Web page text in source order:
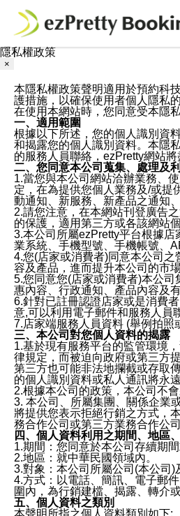
隱私權政策
×
本隱私權政策聲明適用於預約科
護措施，以確保使用者個人隱私的
在使用本網站時，您同意受本隱
一、適用範圍
根據以下所述，您的個人識別資
和揭露您的個人識別資料。本隱
的服務人員聯絡，ezPretty網站將
二、您同意本公司蒐集、處理及
1.當您與本公司網站洽辦業務、
定，在為提供您個人業務及/或提
動通知、新服務、新產品之通知
2.請您注意，在本網站刊登廣告
的保護，適用第三方或各該網站
3.本公司所屬ezPretty平台根據
業系統、手機型號、手機帳號、
4.您(店家或消費者)同意本公司
容及產品，進而提升本公司的市
5.您同意您(店家或消費者)本公
惠內容、行政通知、產品內容及
6.針對已註冊認證店家或是消費
意,可以利用電子郵件和服務人員
7.店家端服務人員資料 (舉例拍照
三、本公司對您個人資料的揭露
1.基於現有服務平台的監管環境
律規定，而被迫向政府或第三方提
第三方也可能非法地攔截或存取
的個人識別資料或私人通訊將永遠
2.根據本公司的政策，本公司不
3. 本公司、所屬集團、關係企業
將提供您表示拒絕行銷之方式，
務合作公司或第三方業務合作公
四、個人資料利用之期間、地區
1.期間：您同意於本公司存續期
2.地區：就中華民國領域內。
3.對象：本公司所屬公司(本公司)
4.方式：以電話、簡訊、電子郵
圍內，為行銷建檔、揭露、轉介
五、個人資料之類別
本聲明所指之個人資料類別如下: